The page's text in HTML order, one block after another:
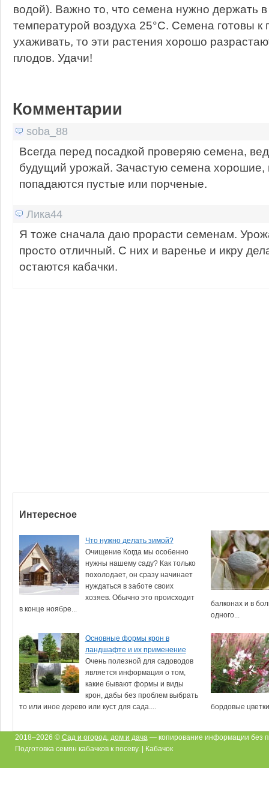
водой). Важно то, что семена нужно держать
температурой воздуха 25°С. Семена готовы к
ухаживать, то эти растения хорошо
плодов. Удачи!
Комментарии
soba_88
Всегда перед посадкой проверяю семена,
будущий урожай. Зачастую семена хорошие,
попадаются пустые или порченые.
Лика44
Я тоже сначала даю прорасти семенам.
просто отличный. С них и варенье и икру
остаются кабачки.
Интересное
Что нужно делать зимой?
Очищение Когда мы особенно
нужны нашему саду? Как только
похолодает, он сразу начинает
нуждаться в заботе своих
хозяев. Обычно это происходит
в конце ноябре...
балконах и в
одного...
Основные формы крон в
ландшафте и их применение
Очень полезной для садоводов
является информация о том,
какие бывают формы и виды
крон, дабы без проблем выбрать
то или иное дерево или куст для сада....
бордовые
2018–2026 © Сад и огород, дом и дача — копирование информации без
Подготовка семян кабачков к посеву. | Кабачок